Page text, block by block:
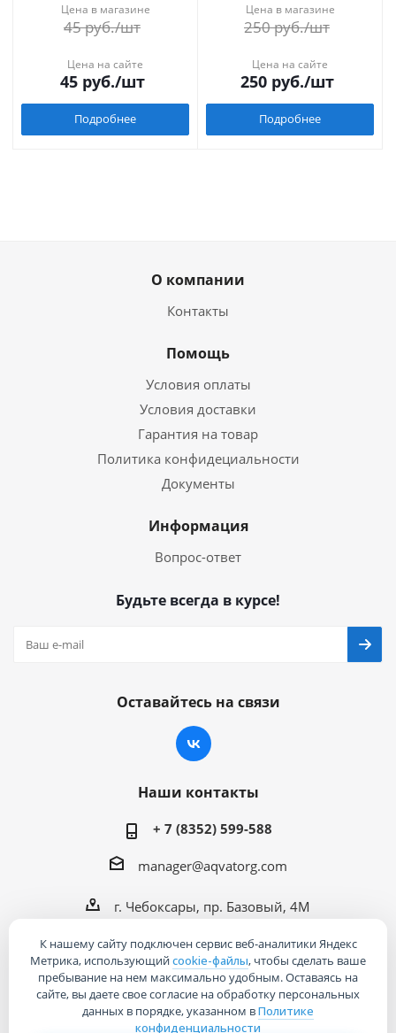
Цена в магазине
45руб./шт
Цена на сайте
45руб./шт
Подробнее
Цена в магазине
250руб./шт
Цена на сайте
250руб./шт
Подробнее
О компании
Контакты
Помощь
Условия оплаты
Условия доставки
Гарантия на товар
Политика конфидециальности
Документы
Информация
Вопрос-ответ
Будьте всегда в курсе!
Оставайтесь на связи
Наши контакты
+ 7 (8352) 599-588
manager@aqvatorg.com
г. Чебоксары, пр. Базовый, 4М
2026 © Интернет-магазин «Акваторг»
К нашему сайту подключен сервис веб-аналитики Яндекс
Метрика, использующийcookie-файлы, чтобы сделать ваше
пребывание на нем максимально удобным. Оставаясь на
сайте, вы даете свое согласие на обработку персональных
данных в порядке, указанном вПолитике
конфиденциальности